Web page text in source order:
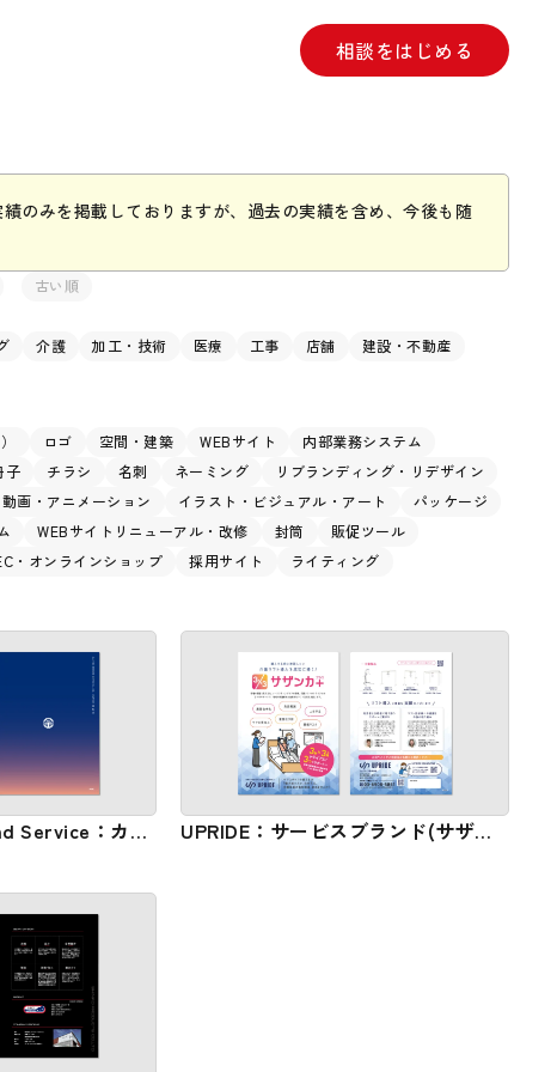
相談をはじめる
のみを掲載しておりますが、過去の実績を含め、今後も随
古い順
介護 加工・技術 医療 工事 店舗
建設・不動産
ロゴ 空間・建築 WEBサイト
内部業務システム
子 チラシ 名刺 ネーミング
リブランディング・リデザイン
画・アニメーション イラスト・ビジュアル・アート
パッケージ
WEBサイトリニューアル・改修 封筒
販促ツール
・オンラインショップ 採用サイト ライティング
Service：カタ
UPRIDE：サービスブランド(サザン